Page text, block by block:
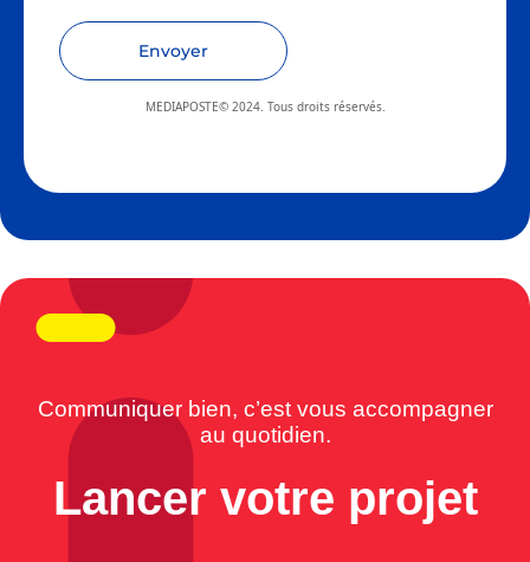
Envoyer
MEDIAPOSTE© 2024. Tous droits réservés.
Communiquer bien, c’est vous accompagner
au quotidien.
Lancer votre projet